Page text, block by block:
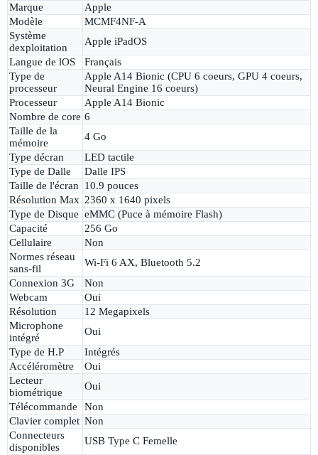
Marque
Apple
Modèle
MCMF4NF-A
Système
dexploitation
Apple iPadOS
Langue de lOS
Français
Type de
processeur
Apple A14 Bionic (CPU 6 coeurs, GPU 4 coeurs,
Neural Engine 16 coeurs)
Processeur
Apple A14 Bionic
Nombre de core 6
Taille de la
mémoire
4 Go
Type décran
LED tactile
Type de Dalle
Dalle IPS
Taille de l'écran
10.9 pouces
Résolution Max 2360 x 1640 pixels
Type de Disque eMMC (Puce à mémoire Flash)
Capacité
256 Go
Cellulaire
Non
Normes réseau
sans-fil
Wi-Fi 6 AX, Bluetooth 5.2
Connexion 3G
Non
Webcam
Oui
Résolution
12 Megapixels
Microphone
intégré
Oui
Type de H.P
Intégrés
Accéléromètre
Oui
Lecteur
biométrique
Oui
Télécommande
Non
Clavier complet Non
Connecteurs
disponibles
USB Type C Femelle